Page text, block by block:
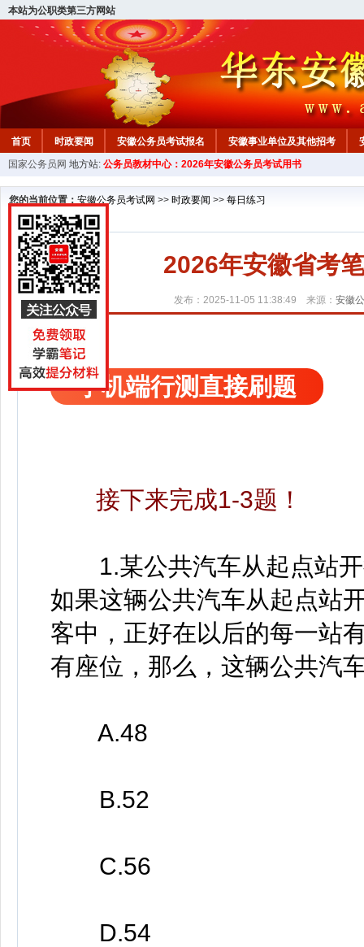
本站为公职类第三方网站
首页 时政要闻 安徽公务员考试报名 安徽事业单位及其他招考
安徽公务员行测试题 在线咨询 教材中心
国家公务员网 地方站: 公务员教材中心：2026年安徽公务员考试用书
您的当前位置： 安徽公务员考试网 >> 时政要闻 >> 每日练习
2026年安徽省考
发布：2025-11-05 11:38:49 来源： 安徽
手机端行测直接刷题
接下来完成1-3题！
1.某公共汽车从起点站开
如果这辆公共汽车从起点站
客中，正好在以后的每一站
有座位，那么，这辆公共汽
A.48
B.52
C.56
D.54